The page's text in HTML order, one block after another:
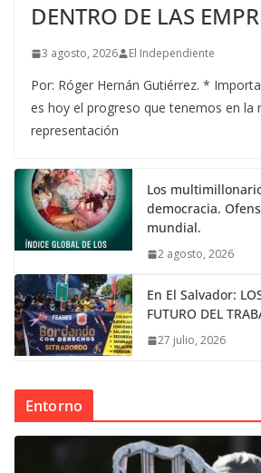
DENTRO DE LAS
3 agosto, 2026 El Independiente
Por: Róger Hernán Gutiérrez. *
es hoy el progreso que tenemos en la
representación
Los
democracia.
mundial.
2 agosto, 2026
En El Salvador:
FUTURO DEL
27 julio, 2026
Entorno